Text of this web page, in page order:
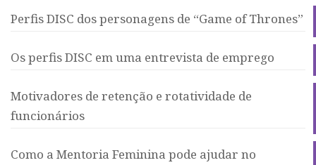
Perfis DISC dos personagens de “Game of Thrones”
Os perfis DISC em uma entrevista de emprego
Motivadores de retenção e rotatividade de
funcionários
Como a Mentoria Feminina pode ajudar no